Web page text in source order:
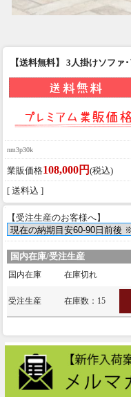
【送料無料】 3人掛けソフ
nm3p30k
業販価格108,000円 (税込)
[ 送料込 ]
【受注生産のお客様へ】
国内在庫/受注生産
国内在庫 在庫切れ
受注生産 在庫数：15